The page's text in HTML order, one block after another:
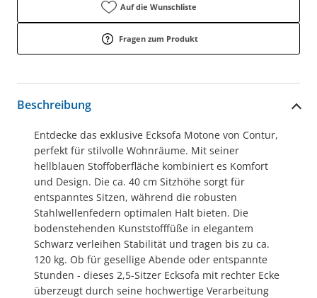
Auf die Wunschliste
Fragen zum Produkt
Beschreibung
Entdecke das exklusive Ecksofa Motone von Contur,
perfekt für stilvolle Wohnräume. Mit seiner
hellblauen Stoffoberfläche kombiniert es Komfort
und Design. Die ca. 40 cm Sitzhöhe sorgt für
entspanntes Sitzen, während die robusten
Stahlwellenfedern optimalen Halt bieten. Die
bodenstehenden Kunststofffüße in elegantem
Schwarz verleihen Stabilität und tragen bis zu ca.
120 kg. Ob für gesellige Abende oder entspannte
Stunden - dieses 2,5-Sitzer Ecksofa mit rechter Ecke
überzeugt durch seine hochwertige Verarbeitung